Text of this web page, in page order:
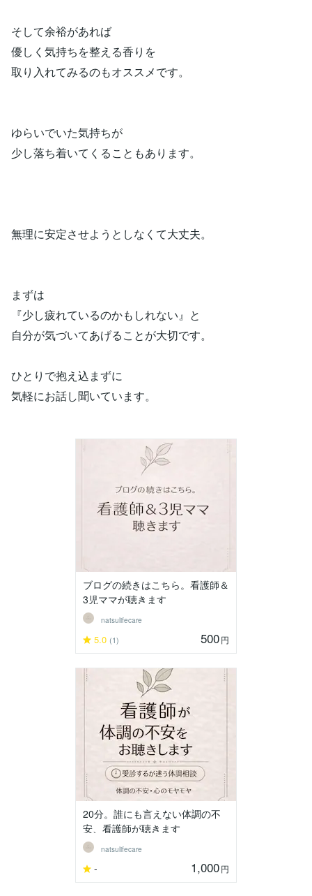
そして余裕があれば
優しく気持ちを整える香りを
取り入れてみるのもオススメです。
ゆらいでいた気持ちが
少し落ち着いてくることもあります。
無理に安定させようとしなくて大丈夫。
まずは
『少し疲れているのかもしれない』と
自分が気づいてあげることが大切です。
ひとりで抱え込まずに
気軽にお話し聞いています。
ブログの続きはこちら。看護師＆
3児ママが聴きます
natsulifecare
5.0 (1) 500円
20分。誰にも言えない体調の不
安、看護師が聴きます
natsulifecare
- 1,000円